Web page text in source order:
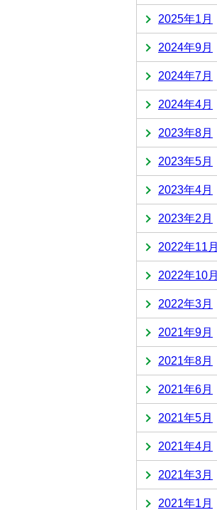
2025年1月
2024年9月
2024年7月
2024年4月
2023年8月
2023年5月
2023年4月
2023年2月
2022年11月
2022年10月
2022年3月
2021年9月
2021年8月
2021年6月
2021年5月
2021年4月
2021年3月
2021年1月